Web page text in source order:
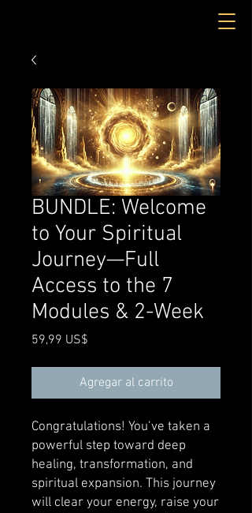
BUNDLE: Welcome
to Your Spiritual
Journey—Full
Access to the 7
Modules & 2-Week
59,99 US$
Agregar al carrito
Congratulations! You’ve taken a
powerful step toward deep
healing, transformation, and
spiritual expansion. This journey
will clear your energy, raise your